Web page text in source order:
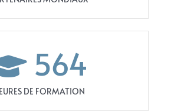
564
DE FORMATION